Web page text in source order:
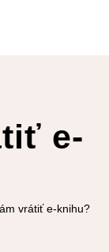
e-
vrátiť e-knihu?